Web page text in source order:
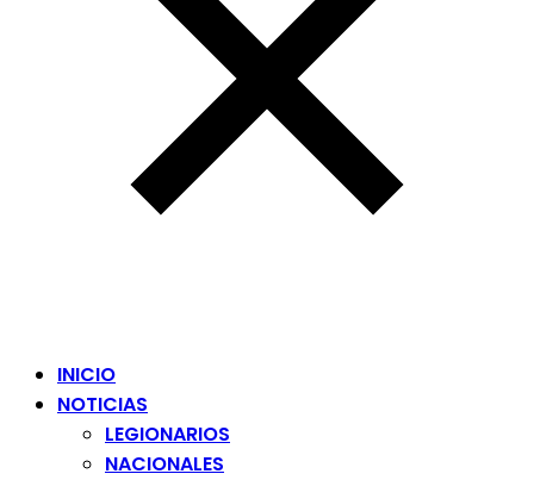
INICIO
NOTICIAS
LEGIONARIOS
NACIONALES